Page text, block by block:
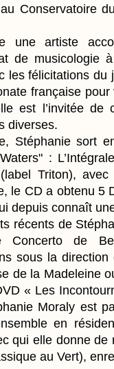
Conservatoire
une artiste
de musicologie
les félicitations du
française
est l’invitée de
diverses.
Stéphanie sort
:
Triton),
le CD a obtenu 5
depuis connaît
récents de
de
sous la
de la Madeleine
« Les
Moraly est
en
qui elle donne de
au Vert),